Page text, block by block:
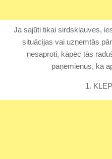
Ja sajūti tikai sirdsklauves,
situācijas vai uzņemtās
nesaproti, kāpēc tās
paņēmienus, kā
1.